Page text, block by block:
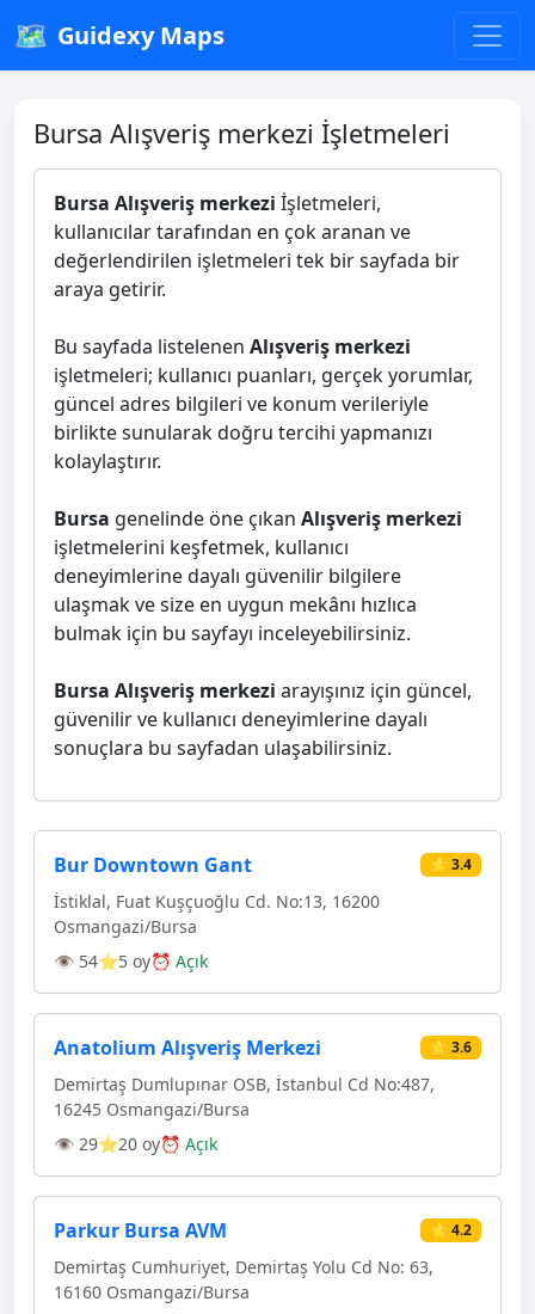
🗺️ Guidexy Maps
Bursa Alışveriş merkezi İşletmeleri
Bursa Alışveriş merkezi İşletmeleri,
kullanıcılar tarafından en çok aranan ve
değerlendirilen işletmeleri tek bir sayfada bir
araya getirir.
Bu sayfada listelenen Alışveriş merkezi
işletmeleri; kullanıcı puanları, gerçek yorumlar,
güncel adres bilgileri ve konum verileriyle
birlikte sunularak doğru tercihi yapmanızı
kolaylaştırır.
Bursa genelinde öne çıkan Alışveriş merkezi
işletmelerini keşfetmek, kullanıcı
deneyimlerine dayalı güvenilir bilgilere
ulaşmak ve size en uygun mekânı hızlıca
bulmak için bu sayfayı inceleyebilirsiniz.
Bursa Alışveriş merkezi arayışınız için güncel,
güvenilir ve kullanıcı deneyimlerine dayalı
sonuçlara bu sayfadan ulaşabilirsiniz.
Bur Downtown Gant ⭐ 3.4
İstiklal, Fuat Kuşçuoğlu Cd. No:13, 16200
Osmangazi̇/Bursa
👁 54⭐5 oy⏰ Açık
Anatolium Alışveriş Merkezi ⭐ 3.6
Demirtaş Dumlupınar OSB, İstanbul Cd No:487,
16245 Osmangazi̇/Bursa
👁 29⭐20 oy⏰ Açık
Parkur Bursa AVM ⭐ 4.2
Demirtaş Cumhuriyet, Demirtaş Yolu Cd No: 63,
16160 Osmangazi̇/Bursa